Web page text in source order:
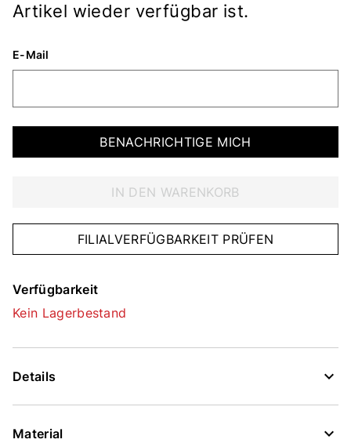
Artikel wieder verfügbar ist.
E-Mail
BENACHRICHTIGE MICH
IN DEN WARENKORB
FILIALVERFÜGBARKEIT PRÜFEN
Verfügbarkeit
Kein Lagerbestand
Details
Material